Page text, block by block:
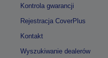
Kontrola gwarancji
Rejestracja CoverPlus
Kontakt
Wyszukiwanie dealerów